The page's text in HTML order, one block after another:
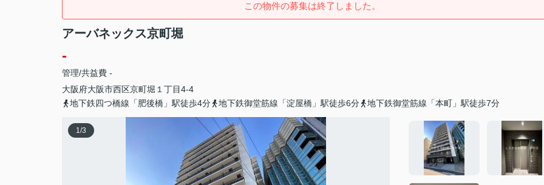
この物件の募集は終了しました。
アーバネックス京町堀
-
管理/共益費 -
大阪府大阪市西区京町堀 １丁目4-4
地下鉄四つ橋線「肥後橋」駅徒歩4分
地下鉄御堂筋線「淀屋橋」駅徒歩6分 地下鉄御堂筋線「本町」駅徒歩7分
1/3